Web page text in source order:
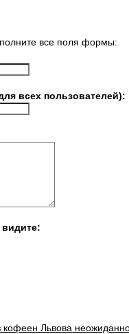
все поля формы:
всех пользователей):
кофеен Львова